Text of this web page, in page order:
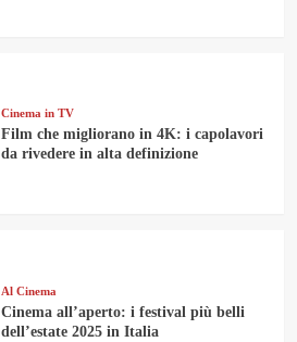
Cinema in TV
Film che migliorano in 4K: i capolavori
da rivedere in alta definizione
Al Cinema
Cinema all’aperto: i festival più belli
dell’estate 2025 in Italia